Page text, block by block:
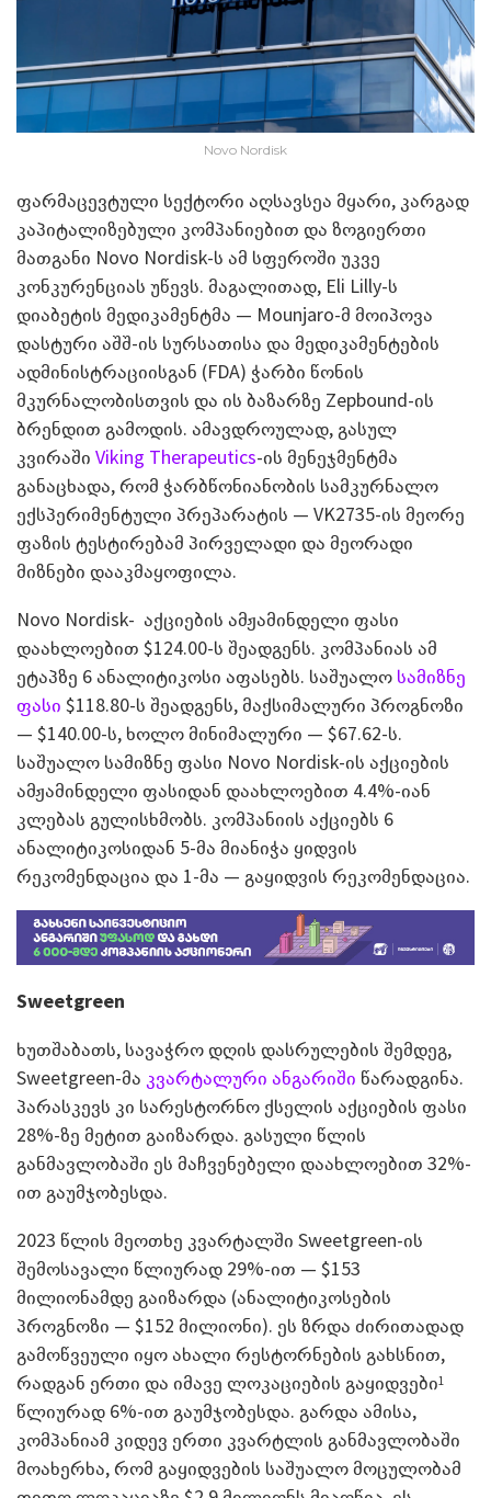
Novo Nordisk
ფარმაცევტული სექტორი აღსავსეა მყარი, კარგად
კაპიტალიზებული კომპანიებით და ზოგიერთი
მათგანი Novo Nordisk-ს ამ სფეროში უკვე
კონკურენციას უწევს. მაგალითად, Eli Lilly-ს
დიაბეტის მედიკამენტმა — Mounjaro-მ მოიპოვა
დასტური აშშ-ის სურსათისა და მედიკამენტების
ადმინისტრაციისგან (FDA) ჭარბი წონის
მკურნალობისთვის და ის ბაზარზე Zepbound-ის
ბრენდით გამოდის. ამავდროულად, გასულ
კვირაში Viking Therapeutics-ის მენეჯმენტმა
განაცხადა, რომ ჭარბწონიანობის სამკურნალო
ექსპერიმენტული პრეპარატის — VK2735-ის მეორე
ფაზის ტესტირებამ პირველადი და მეორადი
მიზნები დააკმაყოფილა.
Novo Nordisk- აქციების ამჟამინდელი ფასი
დაახლოებით $124.00-ს შეადგენს. კომპანიას ამ
ეტაპზე 6 ანალიტიკოსი აფასებს. საშუალო სამიზნე
ფასი $118.80-ს შეადგენს, მაქსიმალური პროგნოზი
— $140.00-ს, ხოლო მინიმალური — $67.62-ს.
საშუალო სამიზნე ფასი Novo Nordisk-ის აქციების
ამჟამინდელი ფასიდან დაახლოებით 4.4%-იან
კლებას გულისხმობს. კომპანიის აქციებს 6
ანალიტიკოსიდან 5-მა მიანიჭა ყიდვის
რეკომენდაცია და 1-მა — გაყიდვის რეკომენდაცია.
Sweetgreen
ხუთშაბათს, სავაჭრო დღის დასრულების შემდეგ,
Sweetgreen-მა კვარტალური ანგარიში წარადგინა.
პარასკევს კი სარესტორნო ქსელის აქციების ფასი
28%-ზე მეტით გაიზარდა. გასული წლის
განმავლობაში ეს მაჩვენებელი დაახლოებით 32%-
ით გაუმჯობესდა.
2023 წლის მეოთხე კვარტალში Sweetgreen-ის
შემოსავალი წლიურად 29%-ით — $153
მილიონამდე გაიზარდა (ანალიტიკოსების
პროგნოზი — $152 მილიონი). ეს ზრდა ძირითადად
გამოწვეული იყო ახალი რესტორნების გახსნით,
რადგან ერთი და იმავე ლოკაციების გაყიდვები1
წლიურად 6%-ით გაუმჯობესდა. გარდა ამისა,
კომპანიამ კიდევ ერთი კვარტლის განმავლობაში
მოახერხა, რომ გაყიდვების საშუალო მოცულობამ